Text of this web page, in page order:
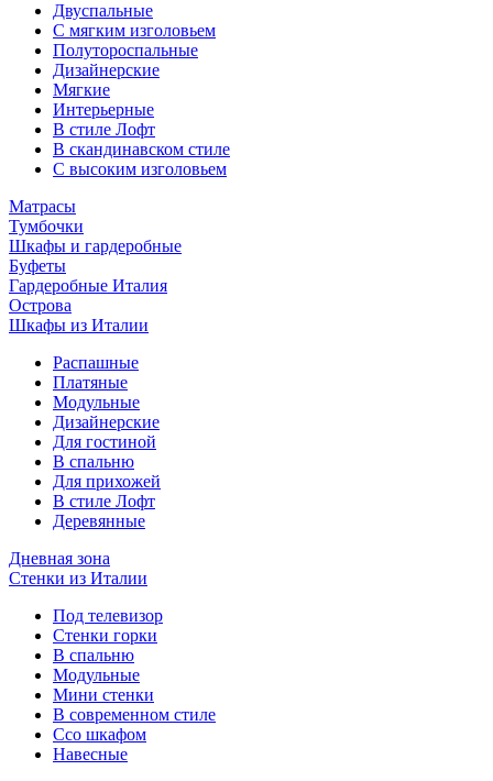
Двуспальные
С мягким изголовьем
Полутороспальные
Дизайнерские
Мягкие
Интерьерные
В стиле Лофт
В скандинавском стиле
С высоким изголовьем
Матрасы
Тумбочки
Шкафы и гардеробные
Буфеты
Гардеробные Италия
Острова
Шкафы из Италии
Распашные
Платяные
Модульные
Дизайнерские
Для гостиной
В спальню
Для прихожей
В стиле Лофт
Деревянные
Дневная зона
Стенки из Италии
Под телевизор
Стенки горки
В спальню
Модульные
Мини стенки
В современном стиле
Ссо шкафом
Навесные